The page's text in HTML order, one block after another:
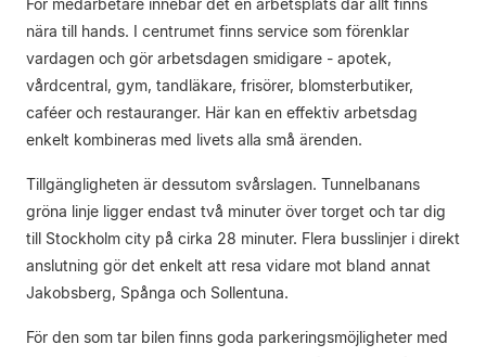
För medarbetare innebär det en arbetsplats där allt finns
nära till hands. I centrumet finns service som förenklar
vardagen och gör arbetsdagen smidigare - apotek,
vårdcentral, gym, tandläkare, frisörer, blomsterbutiker,
caféer och restauranger. Här kan en effektiv arbetsdag
enkelt kombineras med livets alla små ärenden.
Tillgängligheten är dessutom svårslagen. Tunnelbanans
gröna linje ligger endast två minuter över torget och tar dig
till Stockholm city på cirka 28 minuter. Flera busslinjer i direkt
anslutning gör det enkelt att resa vidare mot bland annat
Jakobsberg, Spånga och Sollentuna.
För den som tar bilen finns goda parkeringsmöjligheter med